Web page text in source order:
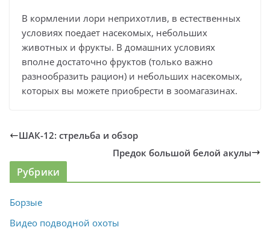
В кормлении лори неприхотлив, в естественных
условиях поедает насекомых, небольших
животных и фрукты. В домашних условиях
вполне достаточно фруктов (только важно
разнообразить рацион) и небольших насекомых,
которых вы можете приобрести в зоомагазинах.
ШАК-12: стрельба и обзор
Предок большой белой акулы
Рубрики
Борзые
Видео подводной охоты